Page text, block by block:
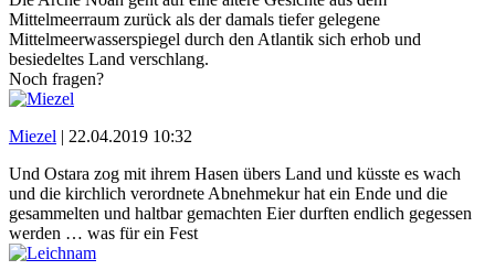
Mittelmeerraum zurück als der damals tiefer gelegene
Mittelmeerwasserspiegel durch den Atlantik sich erhob und
besiedeltes Land verschlang.
Noch fragen?
Miezel | 22.04.2019 10:32
Und Ostara zog mit ihrem Hasen übers Land und küsste es wach
und die kirchlich verordnete Abnehmekur hat ein Ende und die
gesammelten und haltbar gemachten Eier durften endlich gegessen
werden … was für ein Fest